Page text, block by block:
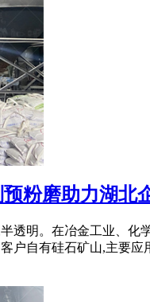
粉磨助力湖北
透明。在冶金工业、
户自有硅石矿山,主要应